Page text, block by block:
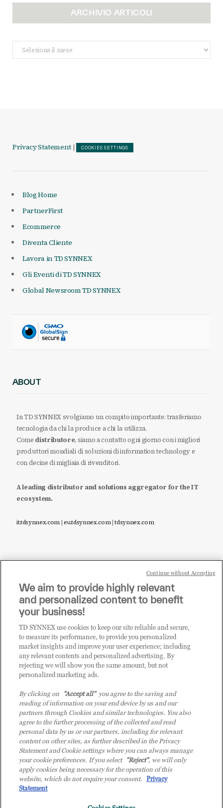
ARCHIVIO ARTICOLI
Archivio
Articoli
Privacy Statement | COOKIES SETTINGS
Blog Home
PartnerFirst
Ecommerce
Diventa Cliente
Lavora in TD SYNNEX
Gli Eventi di TD SYNNEX
Global Newsroom TD SYNNEX
ABOUT
In TD SYNNEX svolgiamo un compito importante: trasferiamo
tecnologia da chi la produce a chi la utilizza.
Come distributore, siamo a contatto ogni giorno con i migliori
produttori mondiali di soluzioni di information technology e
con decine di migliaia di rivenditori.
A leading distributor and solutions aggregator for the IT
ecosystem.
it.tdsynnex.com|eu.tdsynnex.com|tdsynnex.com
Sei un rivenditore di tecnologia e desideri acquistare
i prodotti o le soluzioni trattate sul blog?
CLICCA QUI E DIVENTA
CLIENTE TD SYNNEX
© 2026 TD SYNNEX Italy S.r.l. - Sede legale: via Luigi Russolo 9, 20138 Milano
(MI) - Numero di iscrizione al Registro delle Imprese di Milano e Codice Fiscale:
07092780159 - P.IVA: 07092780159 - Eur 12.569.000,00 i.v - TD SYNNEX e TD
We aim to provide highly relevant
and personalized content to benefit
your business!
TD SYNNEX use cookies to keep our site reliable and secure,
to measure its performance, to provide you personalized
market insights and improve your user experience; including
any relevant contents and personalized advertising. By
rejecting we will show you the same amount, but not
personalized marketing ads.
By clicking on "Accept all"you agree to the saving and
reading of information on your end device by us and our
partners through Cookies and similar technologies. You also
agree to the further processing of the collected and read
personal data by us or our partners, including for relevant
content on other sites, as further described in the Privacy
Statement and Cookie settings where you can always manage
your cookie preferences. If you select "Reject", we will only
apply cookies being necessary for the operation of this
website, which do not require your consent. Privacy
Statement
Continue without Accepting